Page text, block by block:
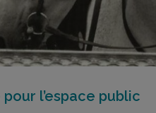
l’espace public